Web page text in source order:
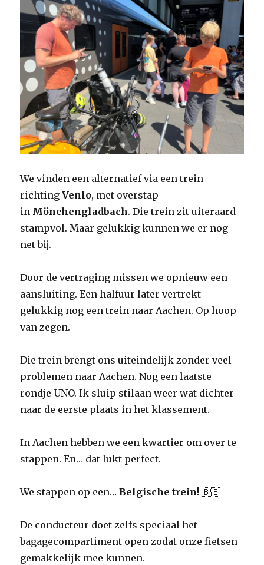
We vinden een alternatief via een trein
richtingVenlo, met overstap
in Mönchengladbach. Die trein zit uiteraard
stampvol. Maar gelukkig kunnen we er nog
net bij.
Door de vertraging missen we opnieuw een
aansluiting. Een halfuur later vertrekt
gelukkig nog een trein naar Aachen. Op hoop
van zegen.
Die trein brengt ons uiteindelijk zonder veel
problemen naar Aachen. Nog een laatste
rondje UNO. Ik sluip stilaan weer wat dichter
naar de eerste plaats in het klassement.
In Aachen hebben we een kwartier om over te
stappen. En… dat lukt perfect.
We stappen op een… Belgische trein! 🇧🇪
De conducteur doet zelfs speciaal het
bagagecompartiment open zodat onze fietsen
gemakkelijk mee kunnen.